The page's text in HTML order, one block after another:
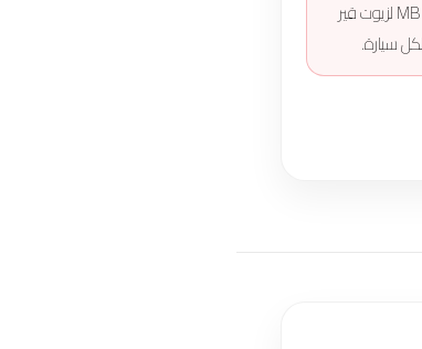
نستخدم زيوت مطابقة لمواصفات مرسيدس المعتمدة (MB-Approval)، مثل: MB 229.5، MB 229.51، MB 229.52 لمحركات مرسيدس، وMB 236.14 وMB 236.15 لزيوت قير